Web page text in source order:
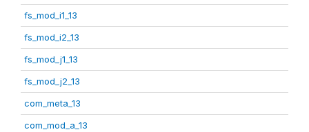
fs_mod_i1_13
fs_mod_i2_13
fs_mod_j1_13
fs_mod_j2_13
com_meta_13
com_mod_a_13